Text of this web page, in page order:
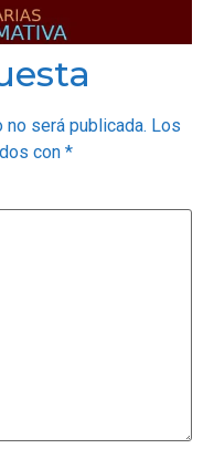
será publicada. Los
con *